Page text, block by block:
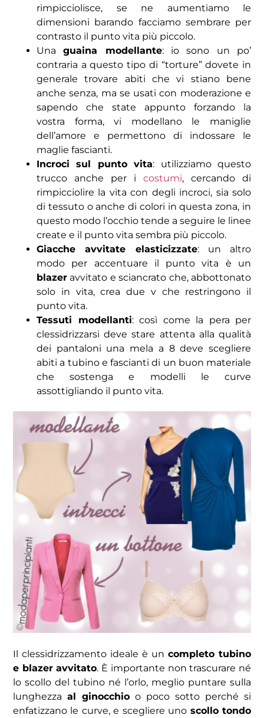
rimpicciolisce, se ne aumentiamo le
dimensioni barando facciamo sembrare per
contrasto il punto vita più piccolo.
Unaguaina modellante: io sono un po’
contraria a questo tipo di “torture” dovete in
generale trovare abiti che vi stiano bene
anche senza, ma se usati con moderazione e
sapendo che state appunto forzando la
vostra forma, vi modellano le maniglie
dell’amore e permettono di indossare le
maglie fascianti.
Incroci sul punto vita: utilizziamo questo
trucco anche per i costumi, cercando di
rimpicciolire la vita con degli incroci, sia solo
di tessuto o anche di colori in questa zona, in
questo modo l’occhio tende a seguire le linee
create e il punto vita sembra più piccolo.
Giacche avvitate elasticizzate: un altro
modo per accentuare il punto vita è un
blazer avvitato e sciancrato che, abbottonato
solo in vita, crea due v che restringono il
punto vita.
Tessuti modellanti: così come la pera per
clessidrizzarsi deve stare attenta alla qualità
dei pantaloni una mela a 8 deve scegliere
abiti a tubino e fascianti di un buon materiale
che sostenga e modelli le curve
assottigliando il punto vita.
Il clessidrizzamento ideale è un completo tubino
e blazer avvitato. È importante non trascurare né
lo scollo del tubino né l’orlo, meglio puntare sulla
lunghezza al ginocchio o poco sotto perché si
enfatizzano le curve, e scegliere uno scollo tondo